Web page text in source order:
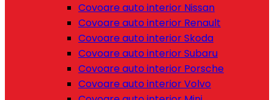
Covoare auto interior Nissan
Covoare auto interior Renault
Covoare auto interior Skoda
Covoare auto interior Subaru
Covoare auto interior Porsche
Covoare auto interior Volvo